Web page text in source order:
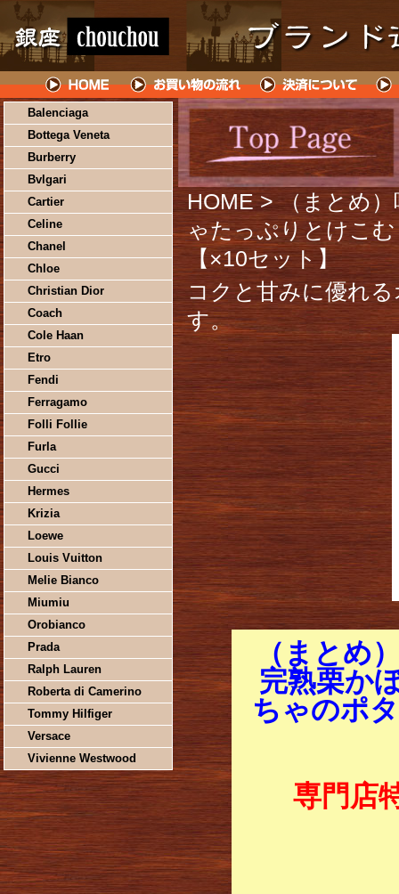
Balenciaga
Bottega Veneta
Burberry
Bvlgari
Cartier
Celine
Chanel
Chloe
Christian Dior
Coach
Cole Haan
Etro
Fendi
Ferragamo
Folli Follie
Furla
Gucci
Hermes
Krizia
Loewe
Louis Vuitton
Melie Bianco
Miumiu
Orobianco
Prada
Ralph Lauren
Roberta di Camerino
Tommy Hilfiger
Versace
Vivienne Westwood
HOME > （まとめ
ゃたっぷりとけこ
【×10セット】
コクと甘みに優れ
す。
（まとめ
完熟栗か
ちゃのポ
専門店